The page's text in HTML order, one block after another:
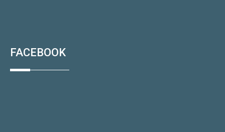
FACEBOOK